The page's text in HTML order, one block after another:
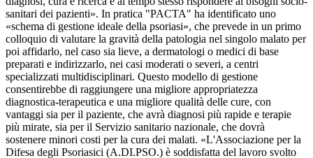
sanitari dei pazienti». In pratica "PACTA" ha identificato uno
«schema di gestione ideale della psoriasi», che prevede in un primo
colloquio di valutare la gravità della patologia nel singolo malato per
poi affidarlo, nel caso sia lieve, a dermatologi o medici di base
preparati e indirizzarlo, nei casi moderati o severi, a centri
specializzati multidisciplinari. Questo modello di gestione
consentirebbe di raggiungere una migliore appropriatezza
diagnostica-terapeutica e una migliore qualità delle cure, con
vantaggi sia per il paziente, che avrà diagnosi più rapide e terapie
più mirate, sia per il Servizio sanitario nazionale, che dovrà
sostenere minori costi per la cura dei malati. «L'Associazione per la
Difesa degli Psoriasici (A.DI.PSO.) è soddisfatta del lavoro svolto